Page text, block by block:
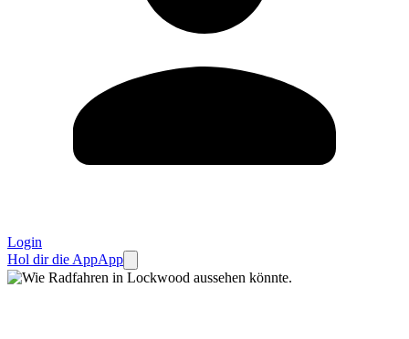
Login
Hol dir die AppApp